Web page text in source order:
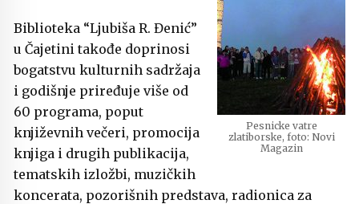
Pesnicke vatre
zlatiborske, foto: Novi
Magazin
Biblioteka “Ljubiša R. Đenić”
u Čajetini takođe doprinosi
bogatstvu kulturnih sadržaja
i godišnje priređuje više od
60 programa, poput
književnih večeri, promocija
knjiga i drugih publikacija,
tematskih izložbi, muzičkih
koncerata, pozorišnih predstava, radionica za